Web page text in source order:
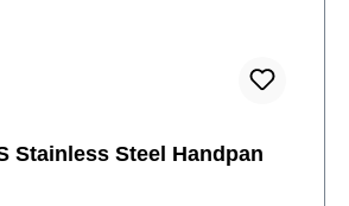
Stainless Steel Handpan